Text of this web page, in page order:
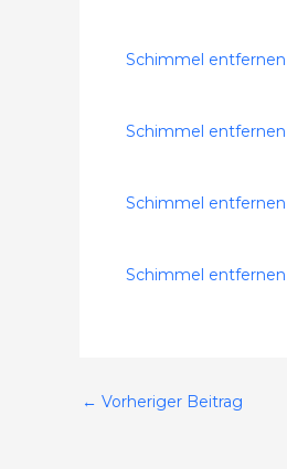
Schimmel entfernen
Schimmel
Schimmel entfernen
Schimmel
← Vorheriger Beitrag